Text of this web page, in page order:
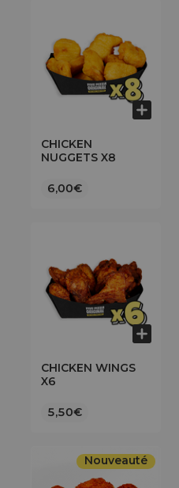
CHICKEN
NUGGETS X8
6,00€
CHICKEN WINGS
X6
5,50€
Nouveauté